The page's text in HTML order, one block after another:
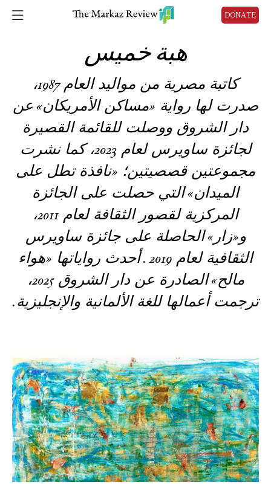
DONATE
هبة خميس
كاتبة مصرية من مواليدالعام 1987،
صدرت لها رواية «مساكن الأمريكان» عن
دار الشروق ووصلت للقائمة القصيرة
لجائزة ساويرس لعام2023،كما نشرت
مجموعتين قصصيتين؛ «نافذة تطل على
الميدان»التي حصلت على الجائزة
المركزية لقصور الثقافة لعام2011،
و«زار»الحاصلة على جائزة ساويرس
الثقافية لعام 2019 . أحدث رواياتها «هواء
مالح»الصادرة عن دار الشروق2025،
ترجمتأعمالها للغة الألمانية والإنجليزية .